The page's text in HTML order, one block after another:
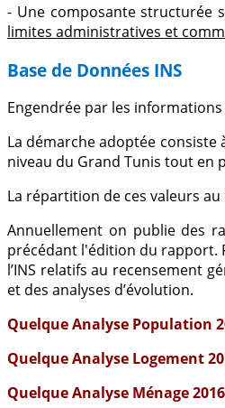
- Une composante structurée
limites administratives et
Base de Données INS
Engendrée par les
La démarche adoptée
niveau du Grand Tunis tout en
La répartition de ces valeurs
Annuellement on publie des
précédant l'édition du rapport.
l’INS relatifs au recensement
et des analyses d’évolution.
Quelque Analyse Population
Quelque Analyse Logement
Quelque Analyse Ménage 2016